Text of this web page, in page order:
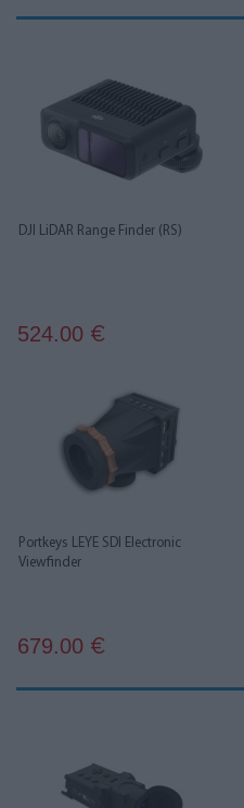
DJI LiDAR Range Finder (RS)
524.00 €
Portkeys LEYE SDI Electronic
Viewfinder
679.00 €